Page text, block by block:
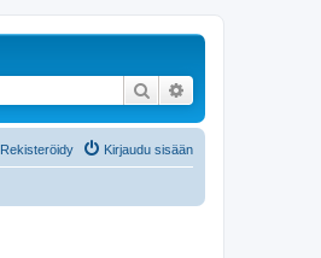
Etsi
Kirjaudu sisään
Rekisteröidy